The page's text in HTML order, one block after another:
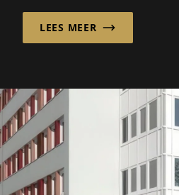
oplossing – ze hebben
geruststelling,
LEES MEER